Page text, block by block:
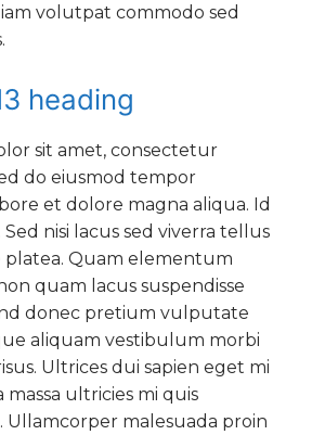
volutpat commodo sed
heading
sit amet, consectetur
do eiusmod tempor
et dolore magna aliqua. Id
nisi lacus sed viverra tellus
platea. Quam elementum
quam lacus suspendisse
donec pretium vulputate
aliquam vestibulum morbi
Ultrices dui sapien eget mi
massa ultricies mi quis
Ullamcorper malesuada proin